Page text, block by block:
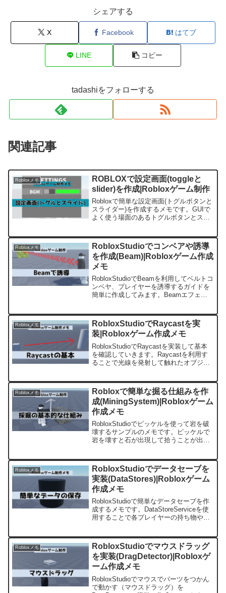
シェアする
X Facebook はてブ
LINE コピー
tadashiをフォローする
関連記事
Robloxメモ
ROBLOXで設定画面(toggleと
slider)を作成|Robloxゲーム制作
Robloxで簡単な設定画面(トグルボタンと
スライダー)を作成するメモです。GUIで
よく使う場面のあるトグルボタンとスラ
Robloxメモ
RobloxStudioでコンベアや誘導
を作成(Beam)|Robloxゲーム作成
メモ
RobloxStudioでBeamを利用してベルトコ
ンベヤ、プレイヤーを誘導するガイドを
簡単に作成してみます。Beamエフェク
Robloxメモ
RobloxStudioでRaycastを実
装|Robloxゲーム作成メモ
RobloxStudioでRaycastを実装して基本
を確認していきます。Raycastを利用す
ることで光線を発射して触れたオブジェ
Robloxメモ
Robloxで簡単な掘る仕組みを作
成(MiningSystem)|Robloxゲーム
作成メモ
RobloxStudioでピッケルを使って岩を破
壊するサンプルのメモです。ピッケルで
岩を壊すと石が出現して拾うことが出来
Robloxメモ
RobloxStudioでデータセーブを
実装(DataStores)|Robloxゲーム
作成メモ
RobloxStudioで簡単なデータセーブを作
成するメモです。DataStoreServiceを使
用することで各プレイヤーの持ち物やス
Robloxメモ
RobloxStudioでマウスドラッグ
を実装(DragDetector)|Robloxゲ
ーム作成メモ
RobloxStudioでマウスでパーツをつかん
で動かす（マウスドラッグ）を